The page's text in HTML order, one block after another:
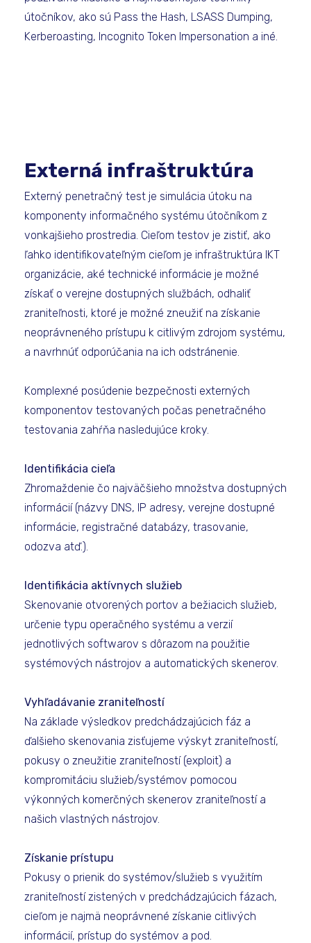
útočníkov, ako sú Pass the Hash, LSASS Dumping,
Kerberoasting, Incognito Token Impersonation a iné.
Externá infraštruktúra
Externý penetračný test je simulácia útoku na
komponenty informačného systému útočníkom z
vonkajšieho prostredia. Cieľom testov je zistiť, ako
ľahko identifikovateľným cieľom je infraštruktúra IKT
organizácie, aké technické informácie je možné
získať o verejne dostupných službách, odhaliť
zraniteľnosti, ktoré je možné zneužiť na získanie
neoprávneného prístupu k citlivým zdrojom systému,
a navrhnúť odporúčania na ich odstránenie.
Komplexné posúdenie bezpečnosti externých
komponentov testovaných počas penetračného
testovania zahŕňa nasledujúce kroky.
Identifikácia cieľa
Zhromaždenie čo najväčšieho množstva dostupných
informácií (názvy DNS, IP adresy, verejne dostupné
informácie, registračné databázy, trasovanie,
odozva atď.).
Identifikácia aktívnych služieb
Skenovanie otvorených portov a bežiacich služieb,
určenie typu operačného systému a verzií
jednotlivých softwarov s dôrazom na použitie
systémových nástrojov a automatických skenerov.
Vyhľadávanie zraniteľností
Na základe výsledkov predchádzajúcich fáz a
ďalšieho skenovania zisťujeme výskyt zraniteľností,
pokusy o zneužitie zraniteľností (exploit) a
kompromitáciu služieb/systémov pomocou
výkonných komerčných skenerov zraniteľností a
našich vlastných nástrojov.
Získanie prístupu
Pokusy o prienik do systémov/služieb s využitím
zraniteľností zistených v predchádzajúcich fázach,
cieľom je najmä neoprávnené získanie citlivých
informácií, prístup do systémov a pod.